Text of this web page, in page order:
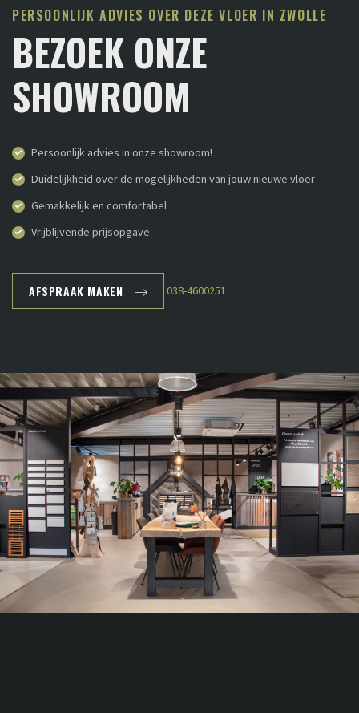
PERSOONLIJK ADVIES OVER DEZE VLOER IN ZWOLLE
BEZOEK ONZE
SHOWROOM
Persoonlijk advies in onze showroom!
Duidelijkheid over de mogelijkheden van jouw nieuwe vloer
Gemakkelijk en comfortabel
Vrijblijvende prijsopgave
AFSPRAAK MAKEN 038-4600251